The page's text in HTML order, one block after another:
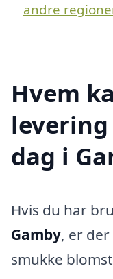
andre
Hvem
dag i
Hvis du har
Gamby, er
smukke